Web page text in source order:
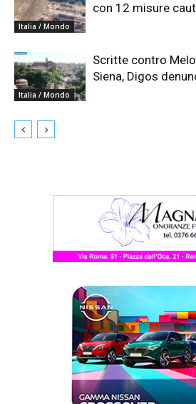
Italia / Mondo
con 12 misure
Italia / Mondo
Scritte contro
Siena, Digos